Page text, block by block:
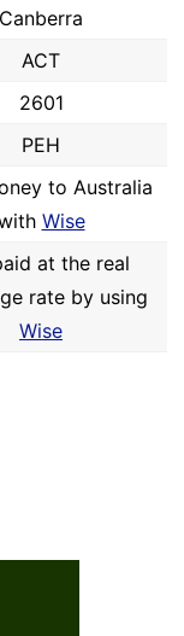
Canberra
ACT
2601
PEH
to Australia
Wise
at the real
rate by using
Wise